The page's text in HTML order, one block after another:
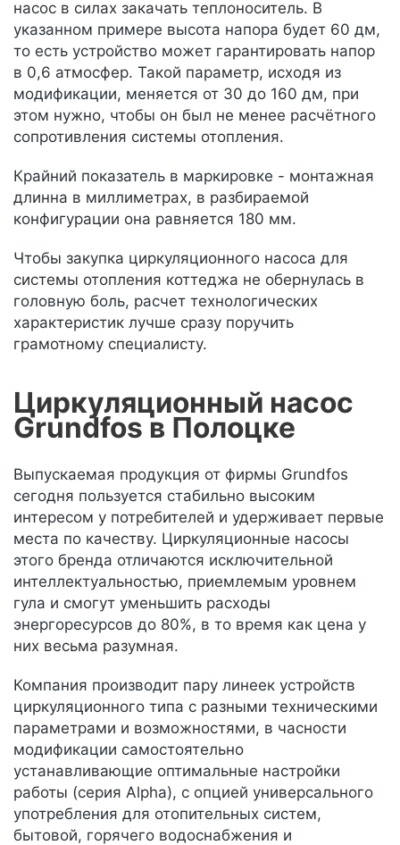
насос в силах закачать теплоноситель. В
указанном примере высота напора будет 60 дм,
то есть устройство может гарантировать напор
в 0,6 атмосфер. Такой параметр, исходя из
модификации, меняется от 30 до 160 дм, при
этом нужно, чтобы он был не менее расчётного
сопротивления системы отопления.
Крайний показатель в маркировке - монтажная
длинна в миллиметрах, в разбираемой
конфигурации она равняется 180 мм.
Чтобы закупка циркуляционного насоса для
системы отопления коттеджа не обернулась в
головную боль, расчет технологических
характеристик лучше сразу поручить
грамотному специалисту.
Циркуляционный насос
Grundfos в Полоцке
Выпускаемая продукция от фирмы Grundfos
сегодня пользуется стабильно высоким
интересом у потребителей и удерживает первые
места по качеству. Циркуляционные насосы
этого бренда отличаются исключительной
интеллектуальностью, приемлемым уровнем
гула и смогут уменьшить расходы
энергоресурсов до 80%, в то время как цена у
них весьма разумная.
Компания производит пару линеек устройств
циркуляционного типа с разными техническими
параметрами и возможностями, в часности
модификации самостоятельно
устанавливающие оптимальные настройки
работы (серия Alpha), с опцией универсального
употребления для отопительных систем,
бытовой, горячего водоснабжения и